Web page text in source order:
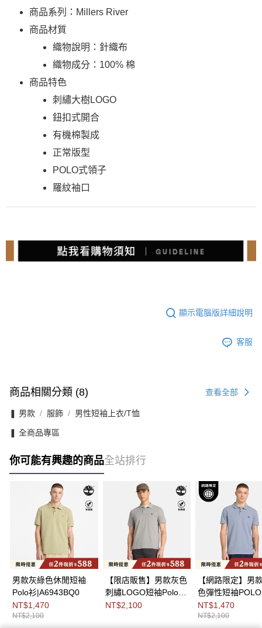
商品系列：Millers River
商品材質
織物說明：針織布
織物成分：100% 棉
商品特色
刺繡大樹LOGO
鈕扣式開合
有機棉製成
正常版型
POLO式領子
羅紋袖口
顯示電腦版詳細說明
客服
商品相關分類 (8) 查看全部
❚ 男款 服飾 男性短袖上衣/T恤
❚ 全商品專區
你可能有興趣的商品全站排行
男款灰綠色休閒短袖
Polo衫|A6943BQ0
NT$1,470
NT$2,100
【限店販售】男款灰色
刺繡LOGO短袖Polo
衫|A5TR3052
NT$2,100
【網路限定】男
色彈性短袖POLO
衫|A69Z7B88
NT$1,470
NT$2,100